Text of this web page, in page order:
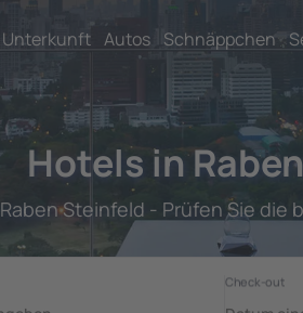
Unterkunft Autos Schnäppchen
Hotels in
Raben Steinfeld - Prüfen Sie die